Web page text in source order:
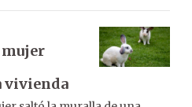
mujer
vivienda